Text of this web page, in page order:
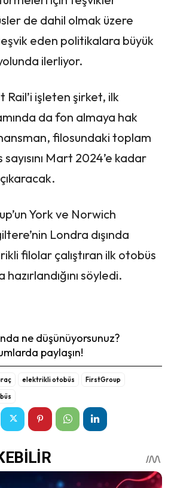
de dahil olmak üzere
eden politikalara büyük
ilerliyor.
Rail’i işleten şirket, ilk
da fon almaya hak
filosundaki toplam
Mart 2024’e kadar
York ve Norwich
Londra dışında
filolar çalıştıran ilk otobüs
söyledi.
ne düşünüyorsunuz?
paylaşın!
elektrikli otobüs
FirstGroup